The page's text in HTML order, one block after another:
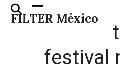
Skip
FILTER México
Open
mobile
Close
mobile
festival